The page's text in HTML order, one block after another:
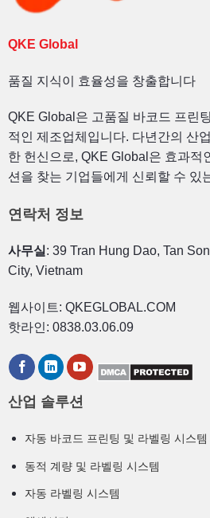
QKE Global
품질 지식이 효율성을 창출합니다
QKE Global은 고품질 바코드 프린
적인 제조업체입니다. 다년간의 산
한 헌신으로, QKE Global은 효과적
션을 찾는 기업들에게 신뢰할 수 있
연락처 정보
사무실 : 39 Tran Hung Dao, Tan
City, Vietnam
웹사이트: QKEGLOBAL.COM
핫라인: 0838.03.06.09
산업 솔루션
자동 바코드 프린팅 및 라벨링 시스템
동적 계량 및 라벨링 시스템
자동 라벨링 시스템